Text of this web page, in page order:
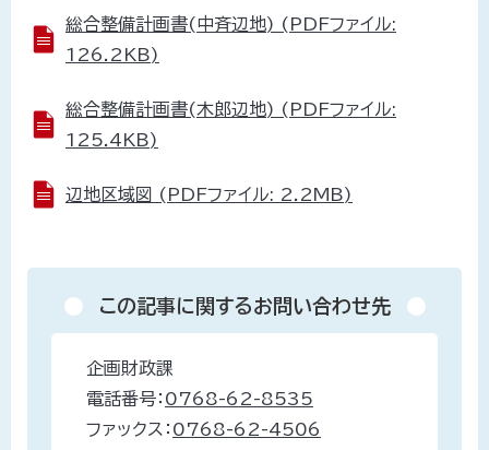
総合整備計画書(中斉辺地) (PDFファイル:
126.2KB)
総合整備計画書(木郎辺地) (PDFファイル:
125.4KB)
辺地区域図 (PDFファイル: 2.2MB)
この記事に関するお問い合わせ先
企画財政課
電話番号： 0768-62-8535
ファックス： 0768-62-4506